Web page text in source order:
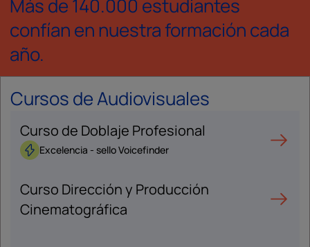
Más de 140.000 estudiantes
confían en nuestra formación cada
año.
Cursos de Audiovisuales
Curso de Doblaje Profesional
Excelencia - sello Voicefinder
Curso Dirección y Producción
Cinematográfica